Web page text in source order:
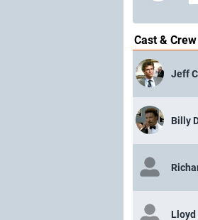
Cast & Crew
Jeff
Billy
Lloyd